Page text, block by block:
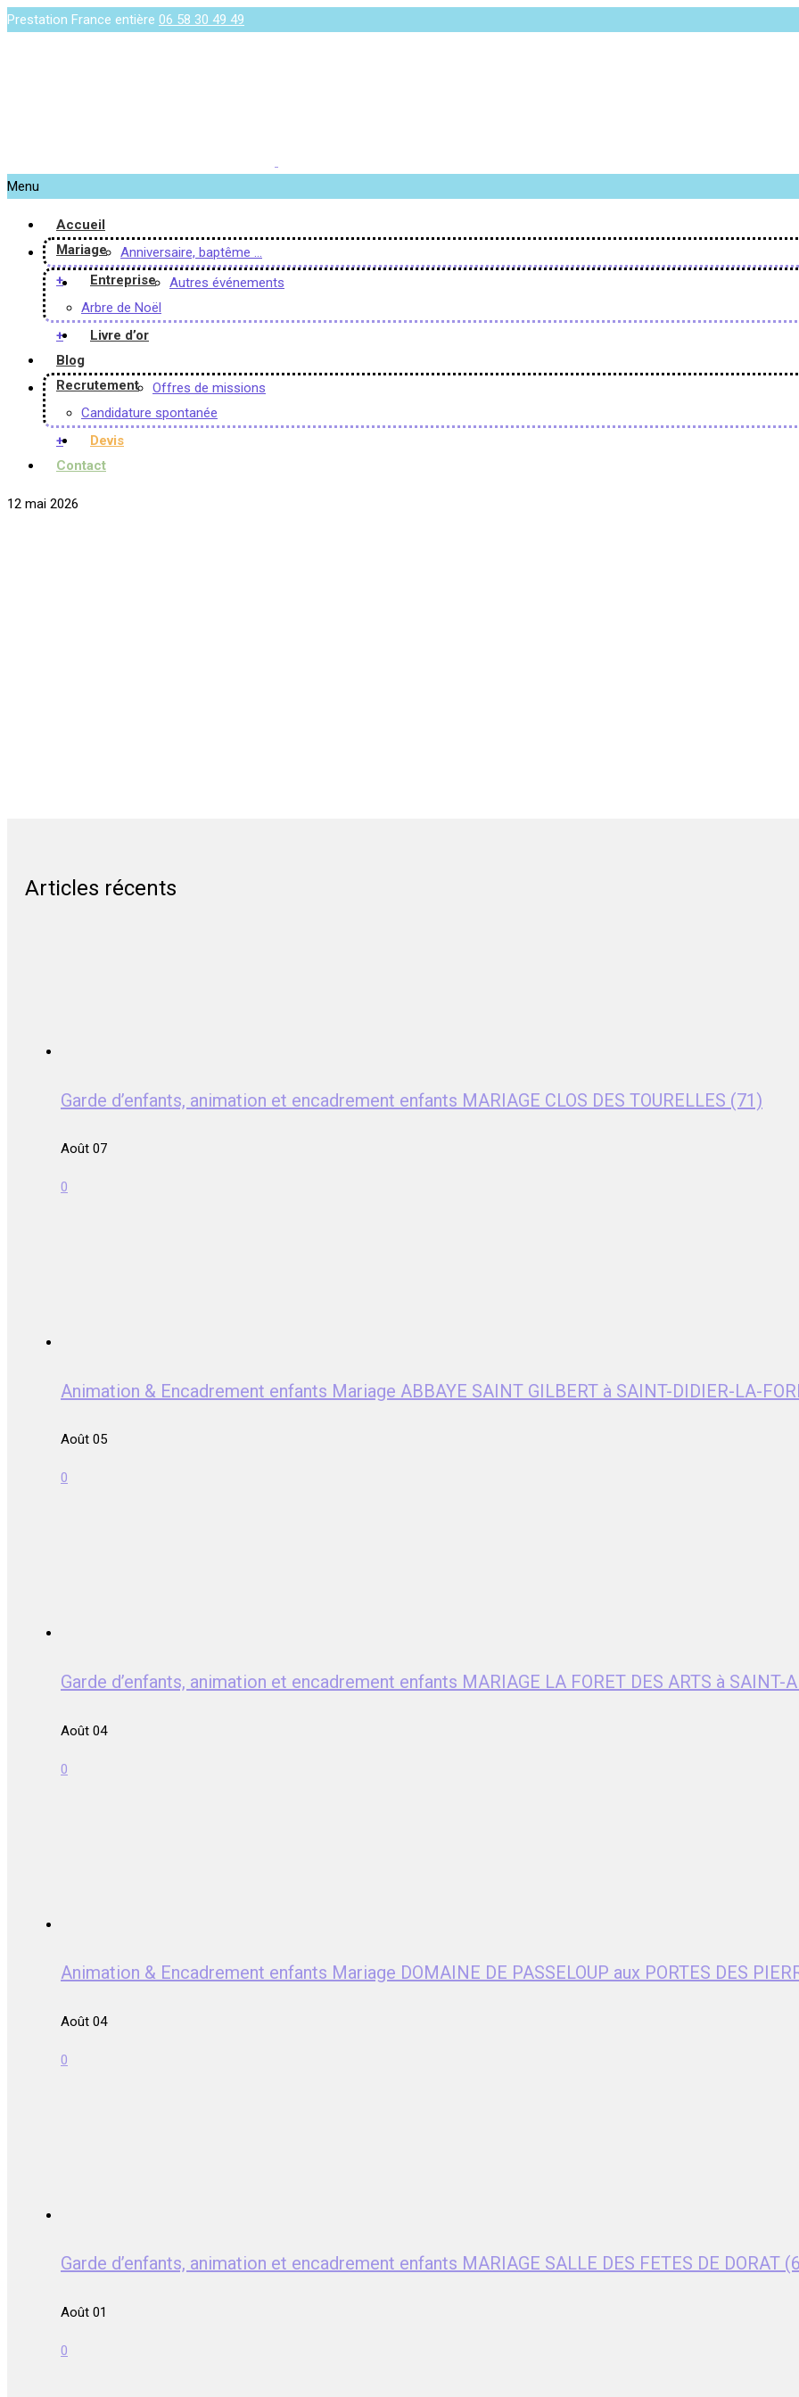
Prestation France entière 06 58 30 49 49
Menu
Accueil
Mariage
Anniversaire, baptême …
+
Entreprise
Autres événements
Arbre de Noël
+
Livre d’or
Blog
Recrutement
Offres de missions
Candidature spontanée
+
Devis
Contact
12 mai 2026
Articles récents
Garde d’enfants, animation et encadrement enfants MARIAGE CLOS DES TOURELLES (71)
Août 07
0
Animation & Encadrement enfants Mariage ABBAYE SAINT GILBERT à SAINT-DIDIER-LA-
Août 05
0
Garde d’enfants, animation et encadrement enfants MARIAGE LA FORET DES ARTS à SAINT-
Août 04
0
Animation & Encadrement enfants Mariage DOMAINE DE PASSELOUP aux PORTES DES
Août 04
0
Garde d’enfants, animation et encadrement enfants MARIAGE SALLE DES FETES DE DORAT
Août 01
0